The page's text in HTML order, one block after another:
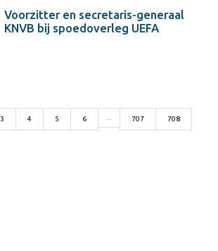
Voorzitter en secretaris-generaal
KNVB bij spoedoverleg UEFA
3 4 5 6 707 708